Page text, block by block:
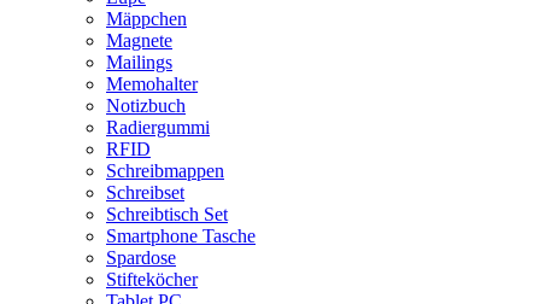
Mäppchen
Magnete
Mailings
Memohalter
Notizbuch
Radiergummi
RFID
Schreibmappen
Schreibset
Schreibtisch Set
Smartphone Tasche
Spardose
Stifteköcher